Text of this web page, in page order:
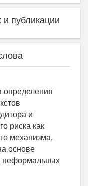
публикации
определения
и
риска как
механизма,
основе
неформальных